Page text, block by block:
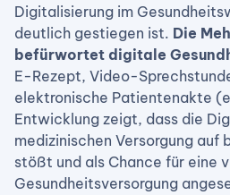
Digitalisierung im
deutlich gestiegen ist. Die
befürwortet digitale
E-Rezept, Video-
elektronische Patientenakte
Entwicklung zeigt, dass die
medizinischen Versorgung auf
stößt und als Chance für eine
Gesundheitsversorgung